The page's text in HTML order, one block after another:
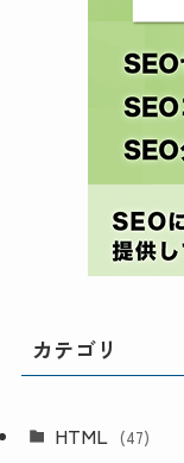
カテゴリ
HTML (47)